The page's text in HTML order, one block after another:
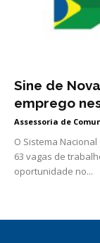
Sine de
emprego
Assessoria de
O Sistema
63 vagas de
oportunidade no...